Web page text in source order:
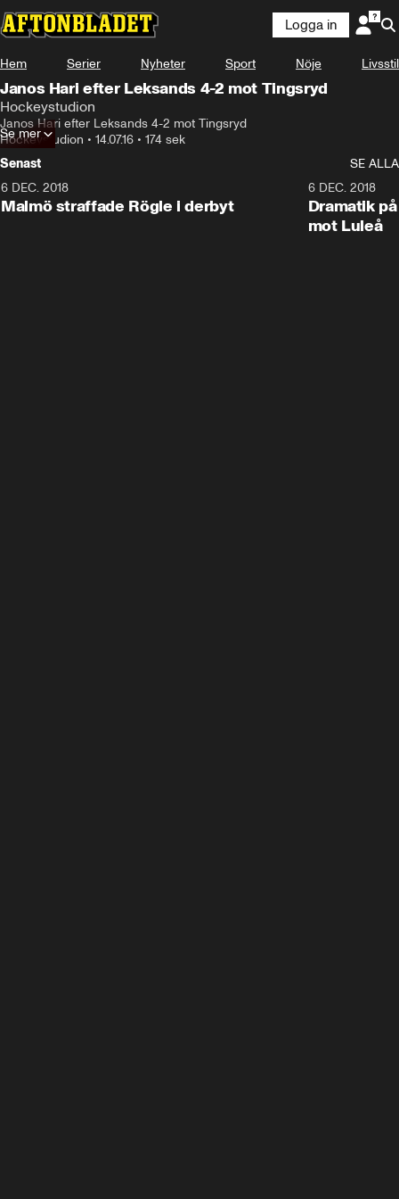
Logga in
Hem Serier Nyheter Sport Nöje Livsstil
Janos Hari efter Leksands 4-2 mot Tingsryd
Hockeystudion
Janos Hari efter Leksands 4-2 mot Tingsryd
Hockeystudion • 14.07.16 • 174 sek
Se mer
Senast
SE ALLA
6 DEC. 2018
Malmö straffade Rögle i derbyt
6 DEC. 2018
Dramatik
mot Luleå